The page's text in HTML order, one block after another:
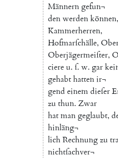
Männerngefun¬
denwerdenkönnen,
Kammerherren,
Hofmarſchälle,
Oberjägermeiſter,
ciereu. ſ. w. gar
gehabthattenir¬
gend einemdieſer
zu thun. Zwar
hatmangeglaubt,
hinläng¬
lichRechnungzu
nichtſachver¬